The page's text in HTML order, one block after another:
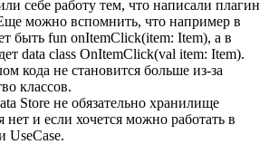
себе работу тем, что написали плагин
можно вспомнить, что например в
быть fun onItemClick(item: Item), а в
data class OnItemClick(val item: Item).
кода не становится больше из-за
классов.
Store не обязательно хранилище
и если хочется можно работать в
UseCase.